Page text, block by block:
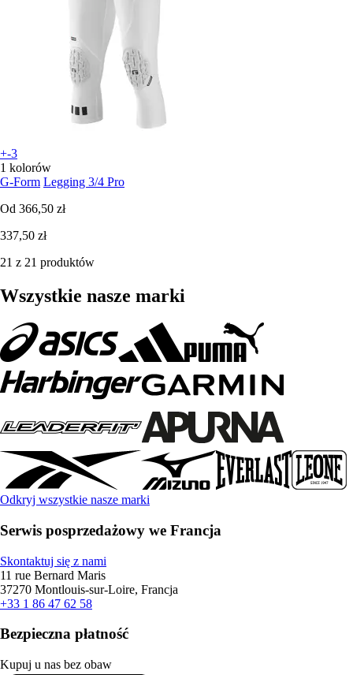
+-3
1 kolorów
G-Form Legging 3/4 Pro
Od 366,50 zł
337,50 zł
21 z 21 produktów
Wszystkie nasze marki
Odkryj wszystkie nasze marki
Serwis posprzedażowy we Francja
Skontaktuj się z nami
11 rue Bernard Maris
37270 Montlouis-sur-Loire, Francja
+33 1 86 47 62 58
Bezpieczna płatność
Kupuj u nas bez obaw